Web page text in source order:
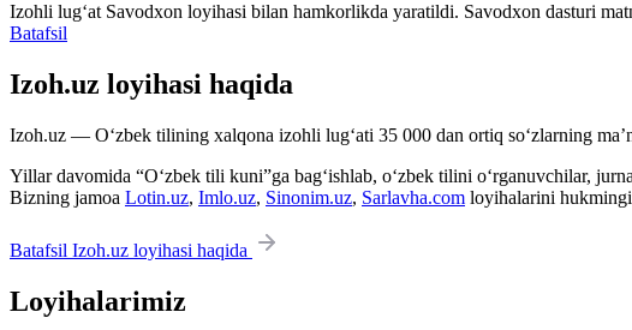
Izohli lugʻat Savodxon loyihasi bilan hamkorlikda yaratildi. Savodxon dasturi
Batafsil
Izoh.uz loyihasi haqida
Izoh.uz — O‘zbek tilining xalqona izohli lug‘ati 35 000 dan ortiq so‘zlarning
Yillar davomida “O‘zbek tili kuni”ga bag‘ishlab, o‘zbek tilini o‘rganuvchilar,
Bizning jamoa Lotin.uz, Imlo.uz, Sinonim.uz, Sarlavha.com loyihalarini
Batafsil Izoh.uz loyihasi haqida
Loyihalarimiz